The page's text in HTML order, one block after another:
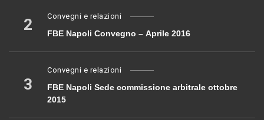
2 Convegni e relazioni
FBE Napoli Convegno – Aprile 2016
3
Convegni e relazioni
FBE Napoli Sede commissione arbitrale ottobre
2015